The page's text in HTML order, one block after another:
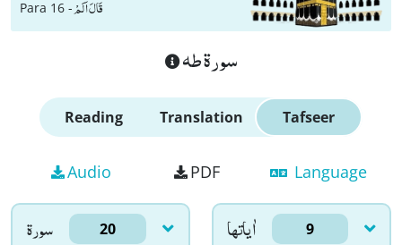
Para 16 -قَالَ اَلَمْ
سورة طه
Reading Translation Tafseer
Audio PDF Language
سورۃ 20 اٰياتها 9